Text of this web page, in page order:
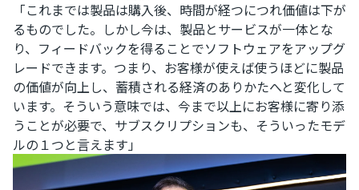
「これまでは製品は購入後、時間が経つにつれ価値は下が
るものでした。しかし今は、製品とサービスが一体とな
り、フィードバックを得ることでソフトウェアをアップグ
レードできます。つまり、お客様が使えば使うほどに製品
の価値が向上し、蓄積される経済のありかたへと変化して
います。そういう意味では、今まで以上にお客様に寄り添
うことが必要で、サブスクリプションも、そういったモデ
ルの１つと言えます」